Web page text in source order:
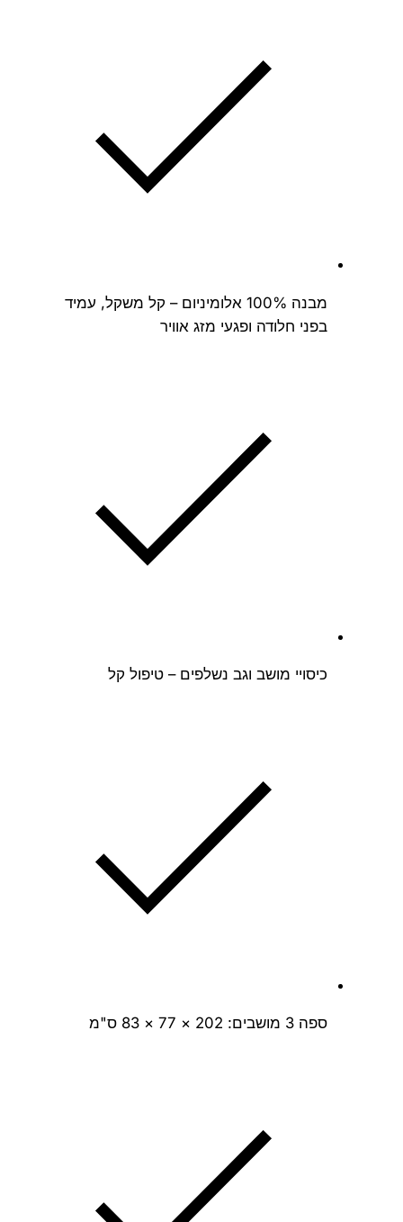
מבנה 100% אלומיניום – קל משקל, עמיד
בפני חלודה ופגעי מזג אוויר
כיסויי מושב וגב נשלפים – טיפול קל
ספה 3 מושבים: 202 × 77 × 83 ס"מ